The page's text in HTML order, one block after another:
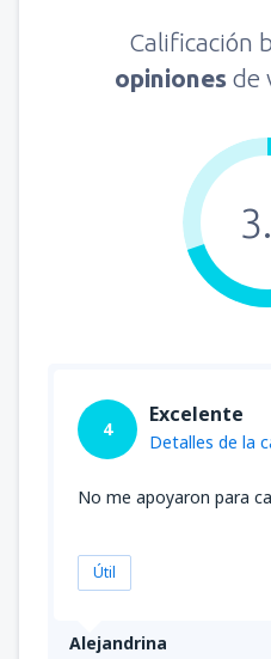
Calificación
opiniones de
Alejandrina
4
Excelente
Detalles de la
No me apoyaron para
Útil